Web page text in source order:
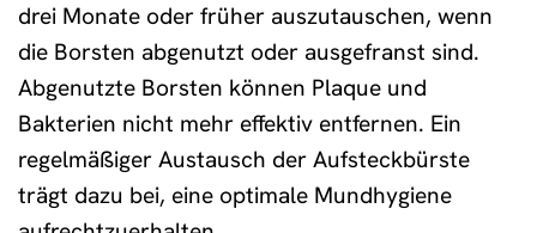
drei Monate oder früher auszutauschen, wenn
die Borsten abgenutzt oder ausgefranst sind.
Abgenutzte Borsten können Plaque und
Bakterien nicht mehr effektiv entfernen. Ein
regelmäßiger Austausch der Aufsteckbürste
trägt dazu bei, eine optimale Mundhygiene